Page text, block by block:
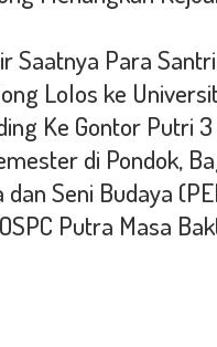
Saatnya Para
Lolos ke
Ke Gontor Putri 3
di Pondok,
Seni Budaya
Putra Masa